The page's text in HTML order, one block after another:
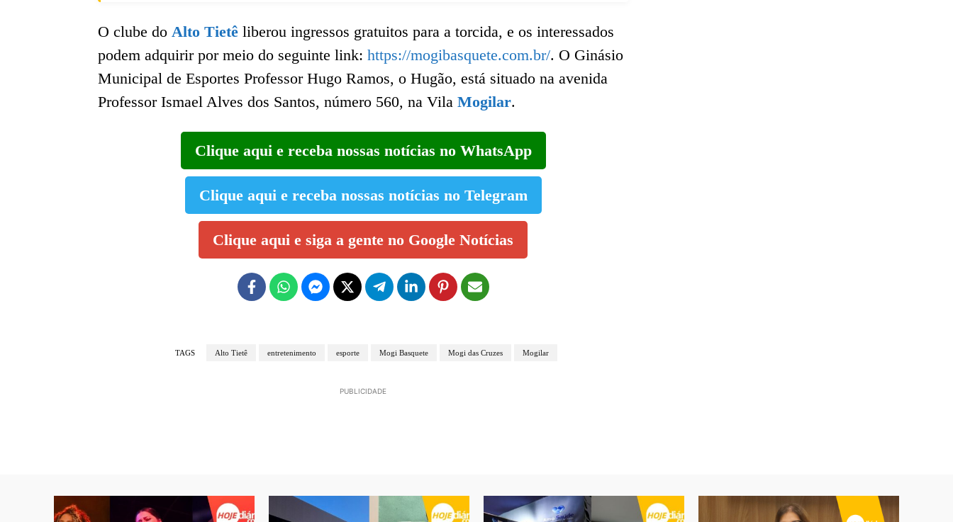
O clube do Alto Tietê liberou ingressos gratuitos para a torcida, e os interessados
podem adquirir por meio do seguinte link: https://mogibasquete.com.br/. O Ginásio
Municipal de Esportes Professor Hugo Ramos, o Hugão, está situado na avenida
Professor Ismael Alves dos Santos, número 560, na Vila Mogilar.
Clique aqui e receba nossas notícias no WhatsApp
Clique aqui e receba nossas notícias no Telegram
Clique aqui e siga a gente no Google Notícias
TAGS Alto Tietê entretenimento esporte Mogi Basquete Mogi das Cruzes Mogilar
PUBLICIDADE